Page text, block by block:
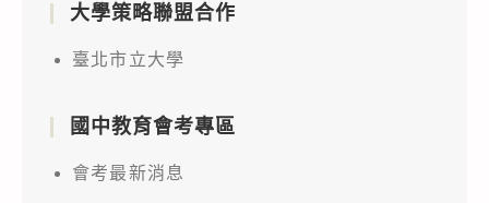
大學策略聯盟合作
臺北市立大學
國中教育會考專區
會考最新消息